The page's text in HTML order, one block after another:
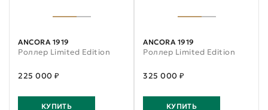
ANCORA 1919
Роллер Limited Edition
225 000 ₽
КУПИТЬ
ANCORA 1919
Роллер Limited Edition
325 000 ₽
КУПИТЬ